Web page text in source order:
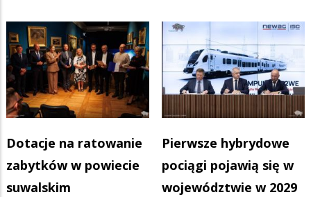
Dotacje na ratowanie
zabytków w powiecie
suwalskim
Pierwsze hybrydowe
pociągi pojawią się w
województwie w 2029